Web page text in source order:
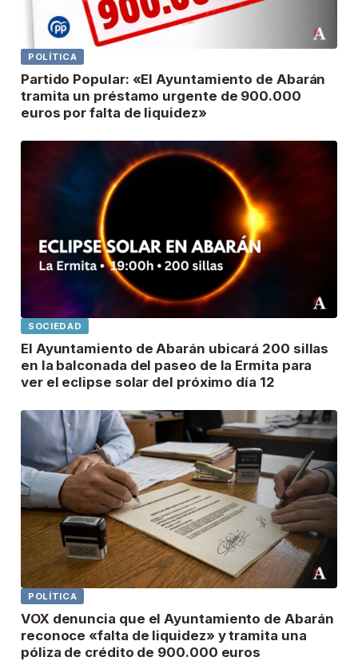
POLÍTICA
Partido Popular: «El Ayuntamiento de Abarán
tramita un préstamo urgente de 900.000
euros por falta de liquidez»
SOCIEDAD
El Ayuntamiento de Abarán ubicará 200 sillas
en la balconada del paseo de la Ermita para
ver el eclipse solar del próximo día 12
POLÍTICA
VOX denuncia que el Ayuntamiento de Abarán
reconoce «falta de liquidez» y tramita una
póliza de crédito de 900.000 euros